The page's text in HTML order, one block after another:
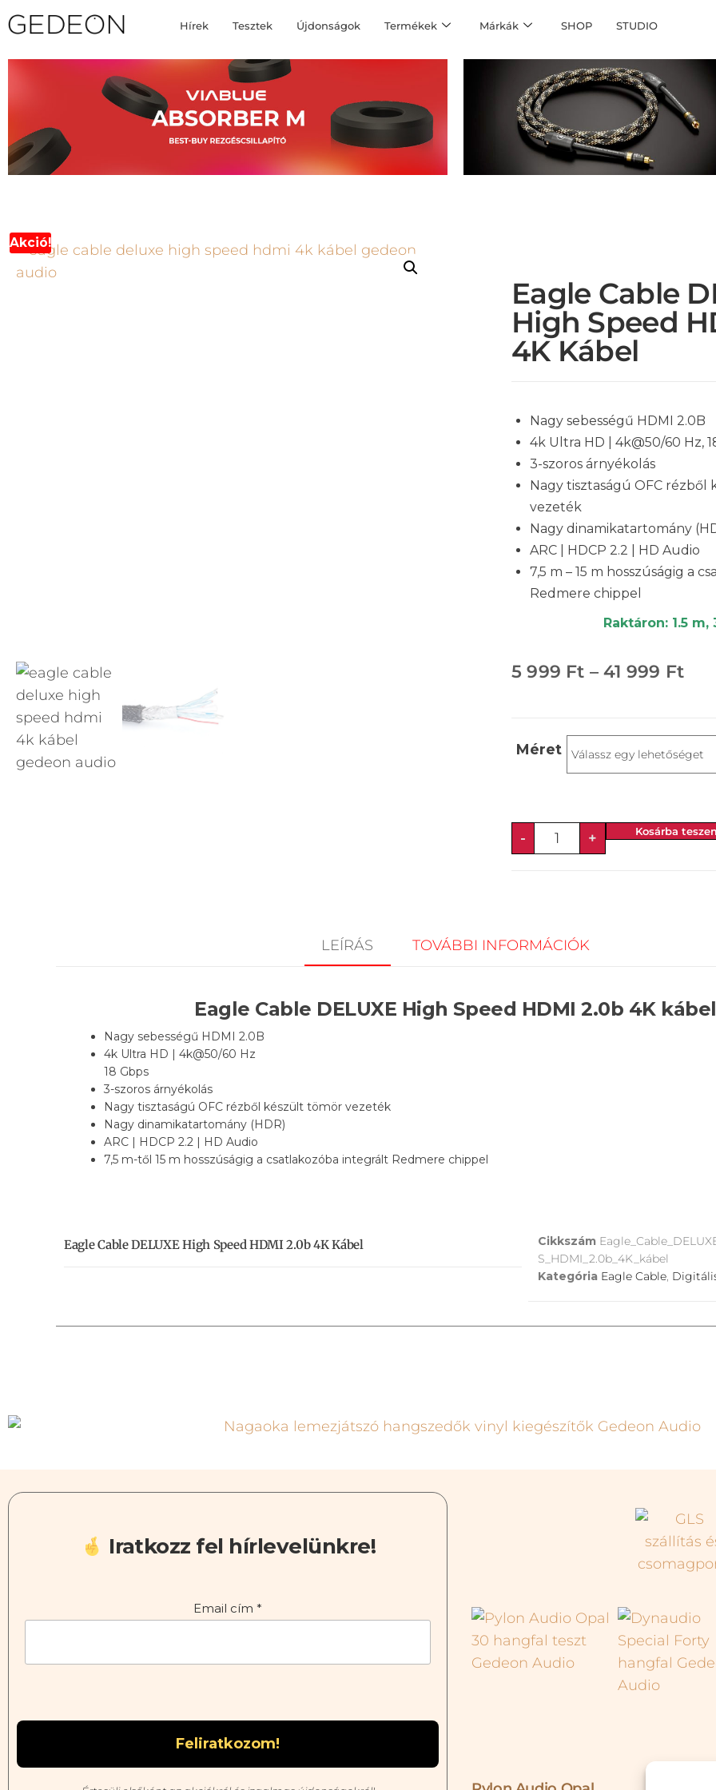
Hírek Tesztek Újdonságok Termékek Márkák SHOP STUDIO
Akció!
Eagle Cable
High Speed
4K Kábel
Nagy sebességű HDMI 2.0B
4k Ultra HD | 4k@50/60 Hz,
3-szoros árnyékolás
Nagy tisztaságú OFC rézből
vezeték
Nagy dinamikatartomány
ARC | HDCP 2.2 | HD Audio
7,5 m – 15 m hosszúságig a
Redmere chippel
Raktáron: 1.5 m,
5 999 Ft – 41 999 Ft
Méret
- + Kosárba
LEÍRÁS TOVÁBBI INFORMÁCIÓK
Eagle Cable DELUXE High Speed HDMI 2.0b 4K kábel
Nagy sebességű HDMI 2.0B
4k Ultra HD | 4k@50/60 Hz
18 Gbps
3-szoros árnyékolás
Nagy tisztaságú OFC rézből készült tömör vezeték
Nagy dinamikatartomány (HDR)
ARC | HDCP 2.2 | HD Audio
7,5 m-től 15 m hosszúságig a csatlakozóba integrált Redmere chippel
Eagle Cable DELUXE High Speed HDMI 2.0b 4K Kábel Cikkszám
S_HDMI_2.0b_4K_kábel
Kategória Eagle Cable
Iratkozz fel hírlevelünkre!
Email cím *